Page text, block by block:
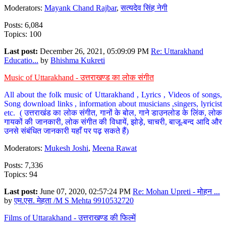
Moderators: Mayank Chand Rajbar,सत्यदेव सिंह नेगी
Posts: 6,084
Topics: 100
Last post: December 26, 2021, 05:09:09 PM Re: Uttarakhand
Educatio... by Bhishma Kukreti
Music of Uttarakhand - उत्तराखण्ड का लोक संगीत
All about the folk music of Uttarakhand , Lyrics , Videos of songs,
Song download links , information about musicians ,singers, lyricist
etc. ( उत्तराखंड का लोक संगीत, गानों के बोल, गाने डाउनलोड के लिंक, लोक
गायकों की जानकारी, लोक संगीत की विधायें, झोड़े, चाचरी, बाजू-बन्द आदि और
उनसे संबंधित जानकारी यहाँ पर पढ़ सकते हैं)
Moderators: Mukesh Joshi, Meena Rawat
Posts: 7,336
Topics: 94
Last post: June 07, 2020, 02:57:24 PM Re: Mohan Upreti - मोहन ...
byएम.एस. मेहता /M S Mehta 9910532720
Films of Uttarakhand - उत्तराखण्ड की फिल्में